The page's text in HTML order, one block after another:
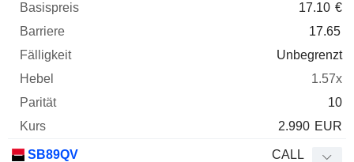
17.10 €
17.65
Unbegrenzt
1.57x
10
2.990 EUR
SB89QV CALL